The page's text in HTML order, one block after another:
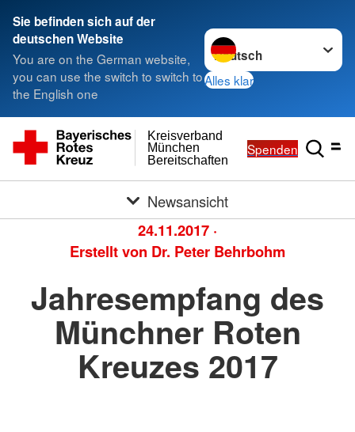
Sie befinden sich auf der
deutschen Website
You are on the German website,
you can use the switch to switch to
the English one
Sprache wechseln zu
Alles klar
Bereitschaften
München
Kreisverband
Spenden
Newsansicht
24.11.2017 ·
Erstellt von Dr. Peter Behrbohm
Jahresempfang des
Münchner Roten
Kreuzes 2017